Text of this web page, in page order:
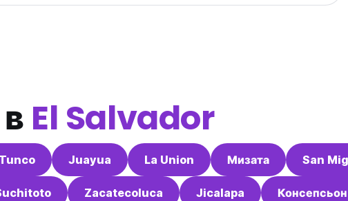
El Salvador
Juayua La Union Мизата San
Zacatecoluca Jicalapa